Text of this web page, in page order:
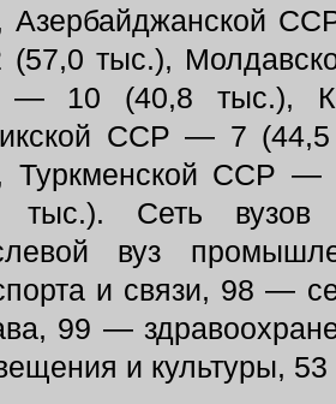
Азербайджанской
тыс.),
10 (40,8 тыс.),
ССР — 7
Туркменской ССР
тыс.). Сеть вузов
вуз
и связи, 98 —
99 —
и культуры,